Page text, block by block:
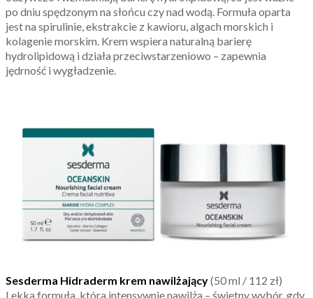
po dniu spędzonym na słońcu czy nad wodą. Formuła oparta
jest na spirulinie, ekstrakcie z kawioru, algach morskich i
kolagenie morskim. Krem wspiera naturalną barierę
hydrolipidową i działa przeciwstarzeniowo – zapewnia
jędrność i wygładzenie.
Sesderma Hidraderm krem nawilżający(50 ml / 112 zł)
Lekka formuła, która intensywnie nawilża – świetny wybór, gdy